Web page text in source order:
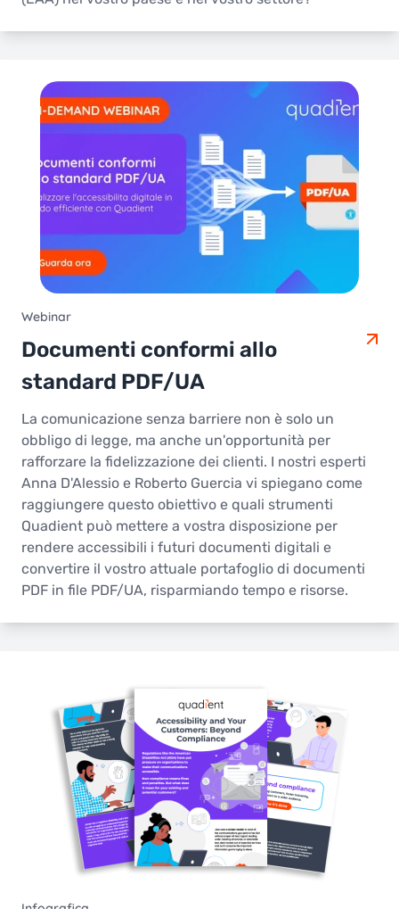
Webinar
Documenti conformi allo
standard PDF/UA
La comunicazione senza barriere non è solo un
obbligo di legge, ma anche un'opportunità per
rafforzare la fidelizzazione dei clienti. I nostri esperti
Anna D'Alessio e Roberto Guercia vi spiegano come
raggiungere questo obiettivo e quali strumenti
Quadient può mettere a vostra disposizione per
rendere accessibili i futuri documenti digitali e
convertire il vostro attuale portafoglio di documenti
PDF in file PDF/UA, risparmiando tempo e risorse.